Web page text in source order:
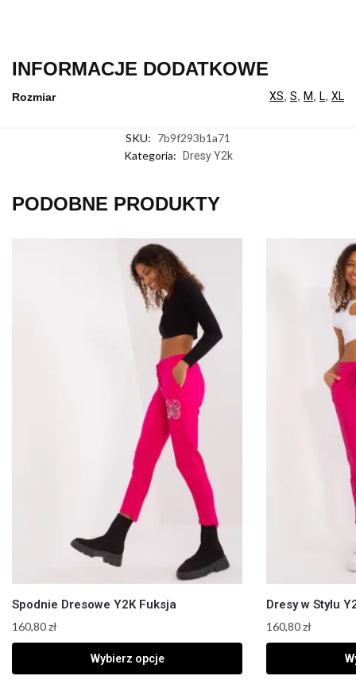
INFORMACJE DODATKOWE
Rozmiar XS S M L XL
SKU: 7b9f293b1a71
Kategoria:
Dresy Y2k
PODOBNE PRODUKTY
Spodnie Dresowe Y2K Fuksja
160,80zł
Wybierz opcje
Dresy w Stylu
160,80zł